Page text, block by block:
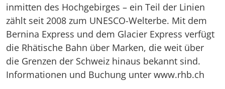
inmitten des Hochgebirges – ein Teil der Linien
zählt seit 2008 zum UNESCO-Welterbe. Mit dem
Bernina Express und dem Glacier Express verfügt
die Rhätische Bahn über Marken, die weit über
die Grenzen der Schweiz hinaus bekannt sind.
Informationen und Buchung unter www.rhb.ch